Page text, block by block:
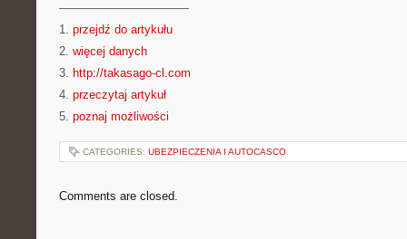
———————————
1. przejdź do artykułu
2. więcej danych
3. http://takasago-cl.com
4. przeczytaj artykuł
5. poznaj możliwości
CATEGORIES: UBEZPIECZENIA I AUTOCASCO
Comments are closed.